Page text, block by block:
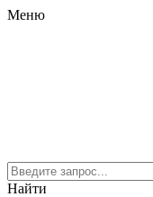
Меню
Найти